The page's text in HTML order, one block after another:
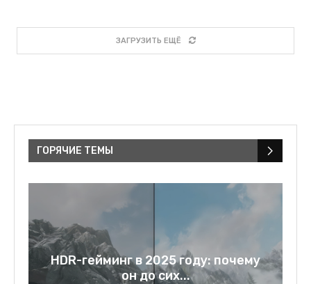
ЗАГРУЗИТЬ ЕЩЁ
ГОРЯЧИЕ ТЕМЫ
HDR-гейминг в 2025 году: почему
он до сих...